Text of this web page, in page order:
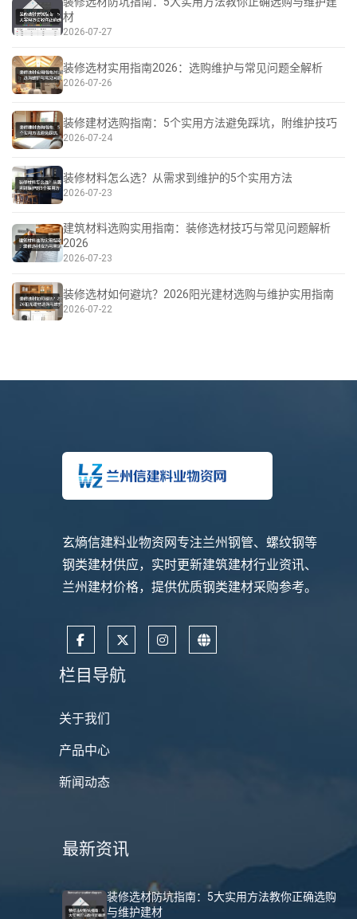
材
2026-07-27
装修选材实用指南2026：选购维护与常见问题全解析
2026-07-26
装修建材选购指南：5个实用方法避免踩坑，附维护技巧
2026-07-24
装修材料怎么选？从需求到维护的5个实用方法
2026-07-23
建筑材料选购实用指南：装修选材技巧与常见问题解析
2026
2026-07-23
装修选材如何避坑？2026阳光建材选购与维护实用指南
2026-07-22
玄熵信建料业物资网专注兰州钢管、螺纹钢等
钢类建材供应，实时更新建筑建材行业资讯、
兰州建材价格，提供优质钢类建材采购参考。
栏目导航
关于我们
产品中心
新闻动态
最新资讯
装修选材防坑指南：5大实用方法教你正确选购
与维护建材